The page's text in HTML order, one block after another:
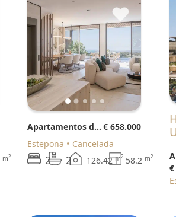
m2
♥
Apartamentos de planta baja
€ 658.000
Estepona
Cancelada
2 2 126.42m2 58.2 m2
U
€